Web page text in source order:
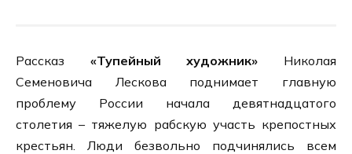
Рассказ «Тупейный художник» Николая
Семеновича Лескова поднимает главную
проблему России начала девятнадцатого
столетия – тяжелую рабскую участь крепостных
крестьян. Люди безвольно подчинялись всем